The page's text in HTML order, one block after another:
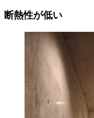
断熱性が低い